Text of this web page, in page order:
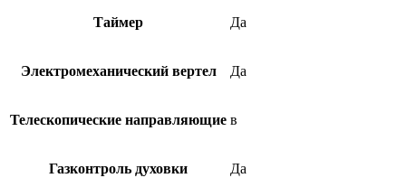
Таймер Да
Электромеханический вертел Да
Телескопические направляющие в
Газконтроль духовки Да